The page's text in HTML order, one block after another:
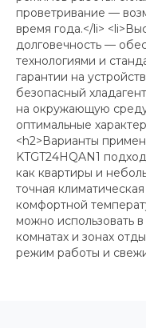
проветривание —
время года.</li>
долговечность —
технологиями и
гарантии на
безопасный
на окружающую
оптимальные
<h2>Варианты
KTGT24HQAN1
как квартиры и
точная
комфортной
можно использовать
комнатах и зонах
режим работы и